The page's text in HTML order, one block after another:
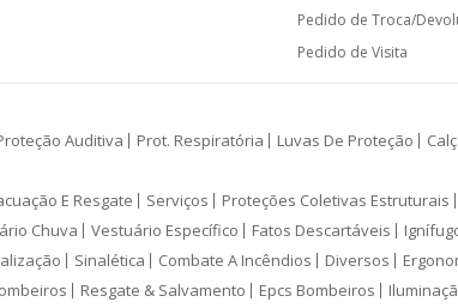
Pedido de Troca/
Pedido de Visita
Auditiva Prot. Respiratória Luvas De Proteção
E Resgate Serviços Proteções Coletivas Estruturais
Chuva Vestuário Específico Fatos Descartáveis
Sinalética Combate A Incêndios Diversos
Resgate & Salvamento Epcs Bombeiros